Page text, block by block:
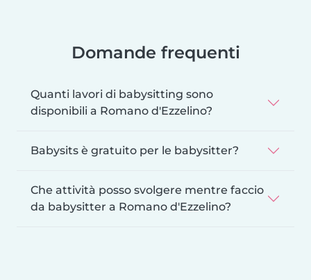
Domande frequenti
Quanti lavori di babysitting sono
disponibili a Romano d'Ezzelino?
Babysits è gratuito per le babysitter?
Che attività posso svolgere mentre faccio
da babysitter a Romano d'Ezzelino?